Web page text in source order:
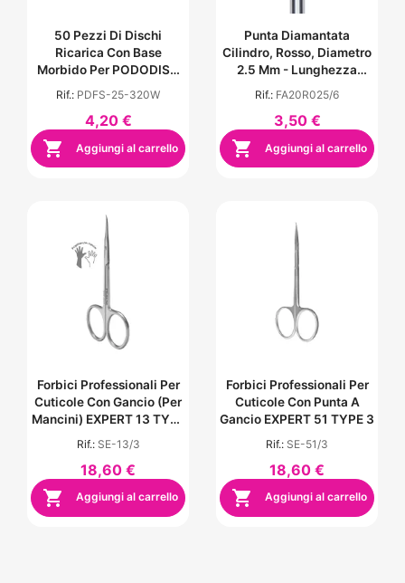
50 Pezzi Di Dischi
Ricarica Con Base
Morbido Per PODODISC
Misura L - Grana 320
Rif.: PDFS-25-320W
4,20 €
 Aggiungi al carrello
Punta Diamantata
Cilindro, Rosso, Diametro
2.5 Mm - Lunghezza
Punta 6 Mm
Rif.: FA20R025/6
3,50 €
 Aggiungi al carrello
Forbici Professionali Per
Cuticole Con Gancio (per
Mancini) EXPERT 13 TYPE
Rif.: SE-13/3
18,60 €
 Aggiungi al carrello
Forbici Professionali Per
Cuticole Con Punta A
Gancio EXPERT 51 TYPE 3
Rif.: SE-51/3
18,60 €
 Aggiungi al carrello